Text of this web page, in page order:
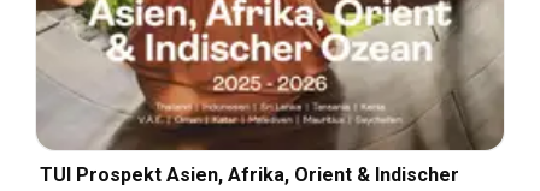
TUI Prospekt Asien, Afrika, Orient & Indischer